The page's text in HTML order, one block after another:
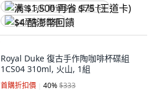
满 $1,500 再省 $75 (王道卡)
$4 酷澎幣回饋
Royal Duke 復古手作陶咖啡杯碟組
1CS04 310ml, 火山, 1組
首購折扣價 40%$333